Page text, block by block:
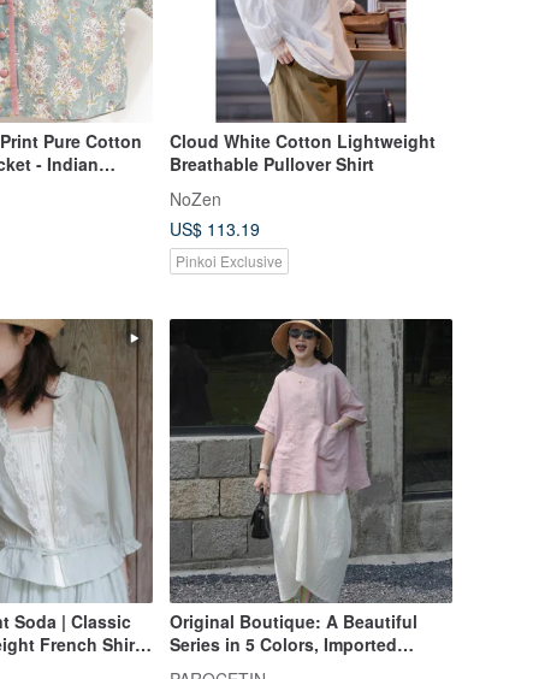
Pure Cotton
- Indian
Cloud White Cotton Lightweight
Breathable Pullover Shirt
NoZen
US$ 113.19
Pinkoi Exclusive
Soda | Classic
French Shirt |
Original Boutique: A Beautiful
Series in 5 Colors, Imported